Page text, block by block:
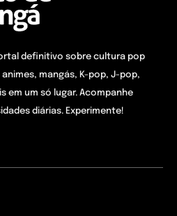
definitivo sobre cultura pop
mangás, K-pop, J-pop,
em um só lugar. Acompanhe
diárias. Experimente!